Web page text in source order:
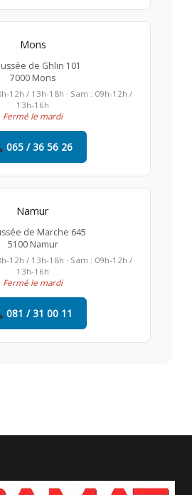
Mons
de Ghlin 101
7000 Mons
12h / 13h-18h · Sam : 09h-12h /
13h-16h
Fermé le mardi
065 / 36 56 26
Namur
de Marche 645
5100 Namur
12h / 13h-18h · Sam : 09h-12h /
13h-16h
Fermé le mardi
081 / 31 00 11